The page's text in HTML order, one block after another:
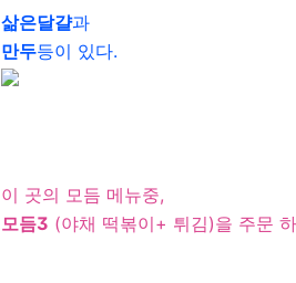
삶은달걀과
만두등이 있다.
이 곳의 모듬 메뉴중,
모듬3 (야채 떡볶이+ 튀김)을 주문